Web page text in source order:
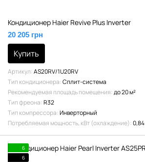
Кондиционер Haier Revive Plus Inverter
20 205 грн
Купить
Артикул AS20RV/1U20RV
Тип кондиционера Сплит-система
Рекомендуемая площадь помещения до 20 м²
Тип фреона R32
Тип компрессора Инверторный
Потребляемая мощность, кВт (охлаждение) 0,84
6
6